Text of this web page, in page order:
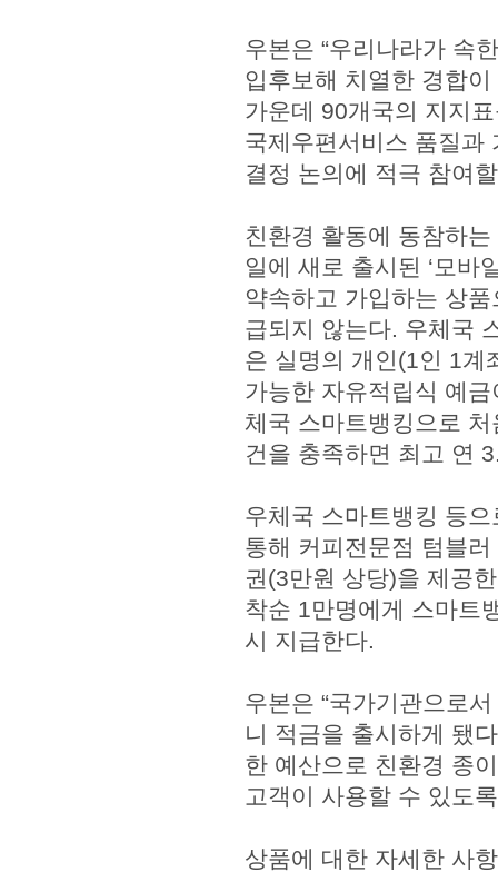
우본은 “우리나라가 속
입후보해 치열한 경합
가운데 90개국의 지지
국제우편서비스 품질과
결정 논의에 적극 참여
친환경 활동에 동참하
일에 새로 출시된 ‘모바
약속하고 가입하는 상
급되지 않는다. 우체국
은 실명의 개인(1인 1계
가능한 자유적립식 예
체국 스마트뱅킹으로
건을 충족하면 최고 연
우체국 스마트뱅킹 등
통해 커피전문점 텀블
권(3만원 상당)을 제공
착순 1만명에게 스마트
시 지급한다.
우본은 “국가기관으로
니 적금을 출시하게 됐
한 예산으로 친환경 종
고객이 사용할 수 있도
상품에 대한 자세한 사